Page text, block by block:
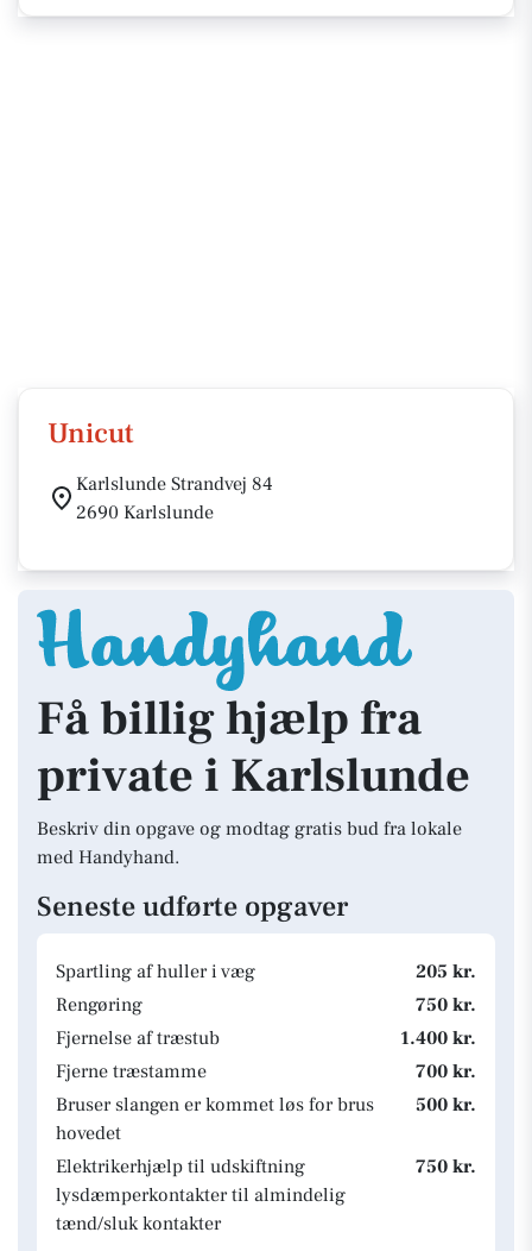
Unicut
Karlslunde Strandvej 84
2690 Karlslunde
Få billig hjælp fra
private i Karlslunde
Beskriv din opgave og modtag gratis bud fra lokale
med Handyhand.
Seneste udførte opgaver
Spartling af huller i væg
205 kr.
Rengøring
750 kr.
Fjernelse af træstub
1.400 kr.
Fjerne træstamme
700 kr.
Bruser slangen er kommet løs for brus
hovedet
500 kr.
Elektrikerhjælp til udskiftning
lysdæmperkontakter til almindelig
tænd/sluk kontakter
750 kr.